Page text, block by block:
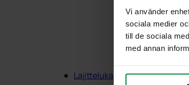
Vi använder
sociala medier
till de sociala
med annan
Lajittelukalusteet Puu